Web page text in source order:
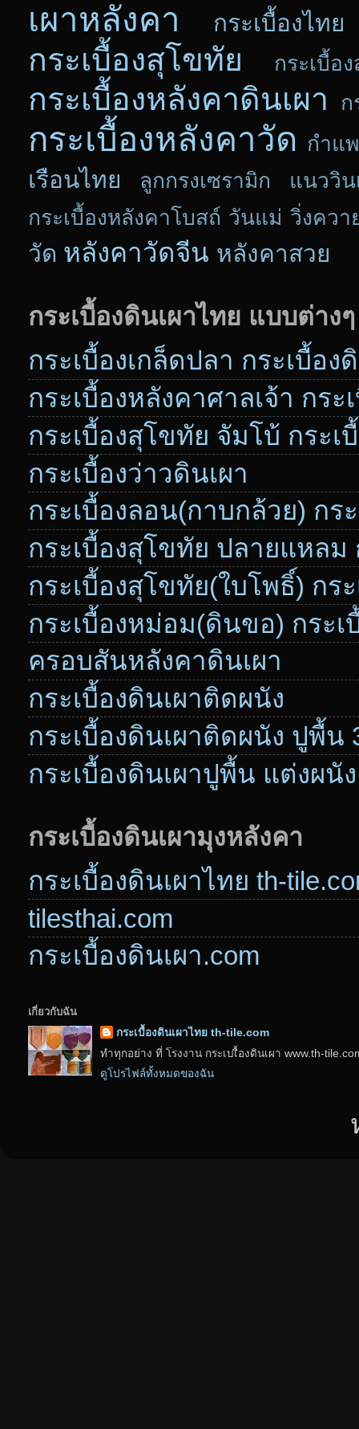
เผาหลังคา กระเบื้องไทย
กระเบื้องสุโขทัย กระเบื้อ
กระเบื้องหลังคาดินเผา ก
กระเบื้องหลังคาวัด กำแ
เรือนไทย
ลูกกรงเซรามิก แนววิน
กระเบื้องหลังคาโบสถ์ วันแม่ วิ่งควา
วัด หลังคาวัดจีน หลังคาสวย
กระเบื้องดินเผาไทย แบบต่างๆ
กระเบื้องเกล็ดปลา กระเบื้อง
กระเบื้องหลังคาศาลเจ้า กระ
กระเบื้องสุโขทัย จัมโบ้ กระเ
กระเบื้องว่าวดินเผา
กระเบื้องลอน(กาบกล้วย) กร
กระเบื้องสุโขทัย ปลายแหลม
กระเบื้องสุโขทัย(ใบโพธิ์) กร
กระเบื้องหม่อม(ดินขอ) กระเ
ครอบสันหลังคาดินเผา
กระเบื้องดินเผาติดผนัง
กระเบื้องดินเผาติดผนัง ปูพื้น
กระเบื้องดินเผาปูพื้น แต่งผนัง
กระเบื้องดินเผามุงหลังคา
กระเบื้องดินเผาไทย th-
tilesthai.com
กระเบื้องดินเผา.com
เกี่ยวกับฉัน
กระเบื้องดินเผาไทย th-tile.com
ทำทุกอย่าง ที่ โรงงาน กระเบเื้องดินเผา www.th-
ดูโปรไฟล์ทั้งหมดของฉัน